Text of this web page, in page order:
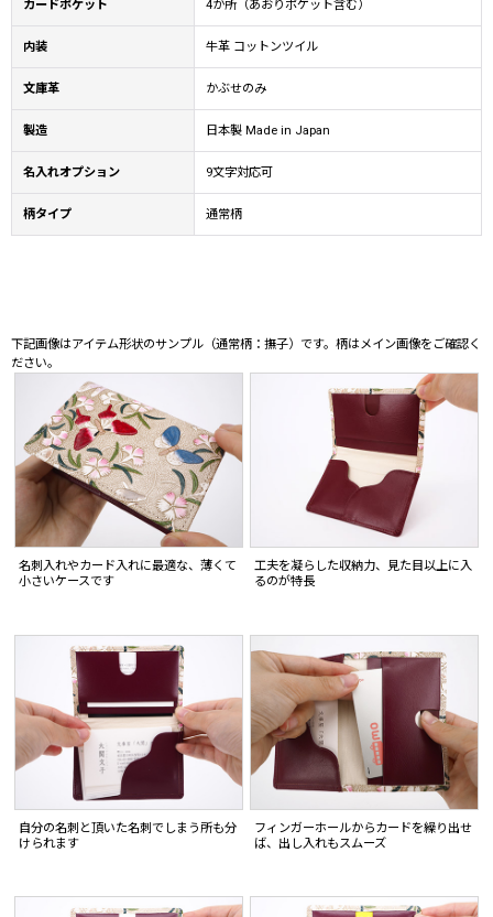
カードポケット 4か所（あおりポケット含む）
内装 牛革 コットンツイル
文庫革 かぶせのみ
製造 日本製 Made in Japan
名入れオプション 9文字対応可
柄タイプ 通常柄
下記画像はアイテム形状のサンプル（通常柄：撫子）です。柄はメイン画像をご確認く
ださい。
名刺入れやカード入れに最適な、薄くて
小さいケースです
工夫を凝らした収納力、見た目以上に入
るのが特長
自分の名刺と頂いた名刺でしまう所も分
けられます
フィンガーホールからカードを繰り出せ
ば、出し入れもスムーズ